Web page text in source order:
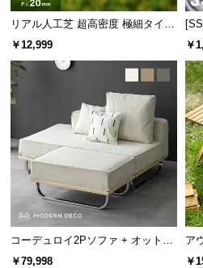
証
に
つ
い
員
規
約
に
つ
雨水に強く清潔なクッシ
クッションには塩化ビニル樹
に強い仕様となっています。
リアル人工芝 超高密度 極細タイプ
芝丈20mm 1×10m
￥12,999
ー
￥
コーデュロイ2Pソファ + オットマ
ン
￥79,998
ア
cm
￥